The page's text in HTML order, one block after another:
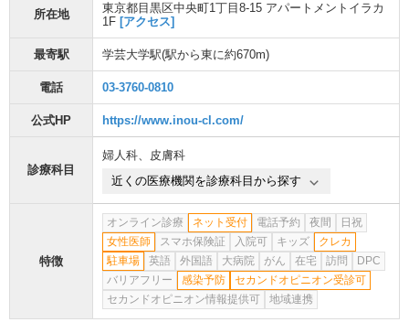
所在地
東京都目黒区中央町1丁目8-15 アパートメントイラカ
1F [アクセス]
最寄駅 学芸大学駅(駅から東に約670m)
電話 03-3760-0810
公式HP https://www.inou-cl.com/
診療科目
婦人科、 皮膚科
近くの医療機関を診療科目から探す
特徴
オンライン診療 ネット受付 電話予約 夜間
日祝
女性医師
スマホ保険証 入院可 キッズ
クレカ
駐車場
英語 外国語 大病院 がん 在宅 訪問
DPC
バリアフリー
感染予防
セカンドオピニオン受診可
セカンドオピニオン情報提供可
地域連携